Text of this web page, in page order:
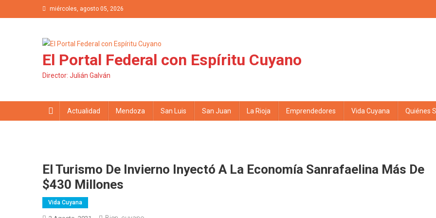
Saltar al contenidomiércoles, agosto 05, 2026
El Portal Federal con Espíritu Cuyano
Director: Julián Galván
Actualidad Mendoza San Luis San Juan La Rioja Emprendedores Vida Cuyana Quiénes
El Turismo De Invierno Inyectó A La Economía Sanrafaelina Más De
$430 Millones
Vida Cuyana